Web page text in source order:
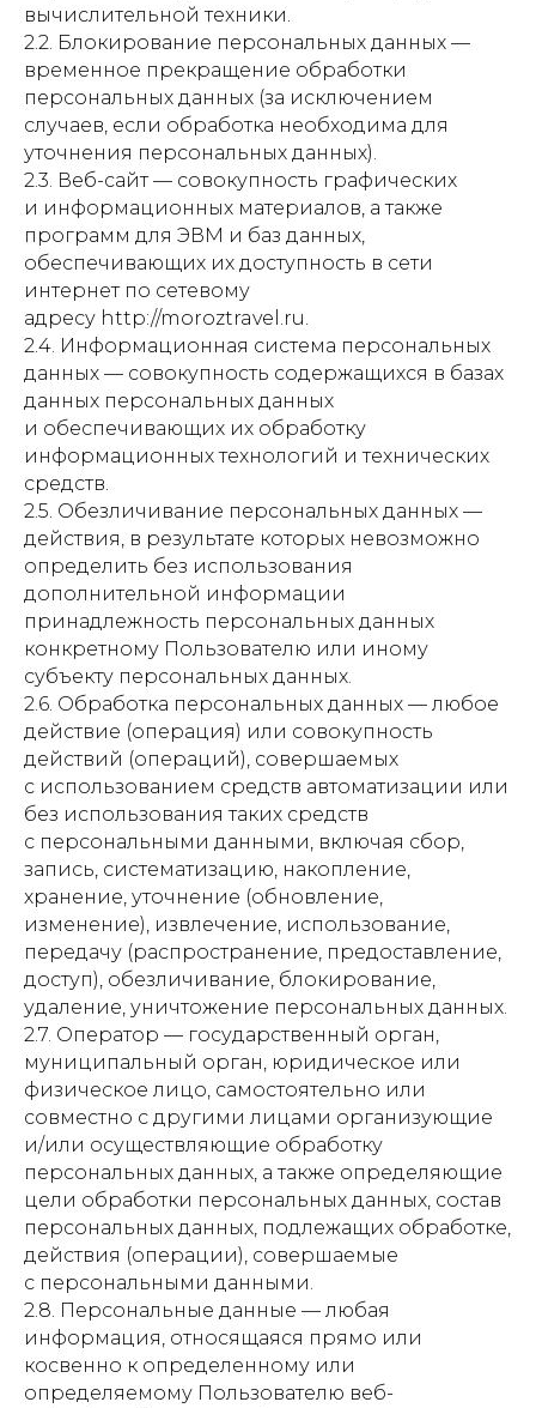
вычислительной техники.
2.2. Блокирование персональных данных —
временное прекращение обработки
персональных данных (за исключением
случаев, если обработка необходима для
уточнения персональных данных).
2.3. Веб-сайт — совокупность графических
и информационных материалов, а также
программ для ЭВМ и баз данных,
обеспечивающих их доступность в сети
интернет по сетевому
адресу http://moroztravel.ru.
2.4. Информационная система персональных
данных — совокупность содержащихся в базах
данных персональных данных
и обеспечивающих их обработку
информационных технологий и технических
средств.
2.5. Обезличивание персональных данных —
действия, в результате которых невозможно
определить без использования
дополнительной информации
принадлежность персональных данных
конкретному Пользователю или иному
субъекту персональных данных.
2.6. Обработка персональных данных — любое
действие (операция) или совокупность
действий (операций), совершаемых
с использованием средств автоматизации или
без использования таких средств
с персональными данными, включая сбор,
запись, систематизацию, накопление,
хранение, уточнение (обновление,
изменение), извлечение, использование,
передачу (распространение, предоставление,
доступ), обезличивание, блокирование,
удаление, уничтожение персональных данных.
2.7. Оператор — государственный орган,
муниципальный орган, юридическое или
физическое лицо, самостоятельно или
совместно с другими лицами организующие
и/или осуществляющие обработку
персональных данных, а также определяющие
цели обработки персональных данных, состав
персональных данных, подлежащих обработке,
действия (операции), совершаемые
с персональными данными.
2.8. Персональные данные — любая
информация, относящаяся прямо или
косвенно к определенному или
определяемому Пользователю веб-